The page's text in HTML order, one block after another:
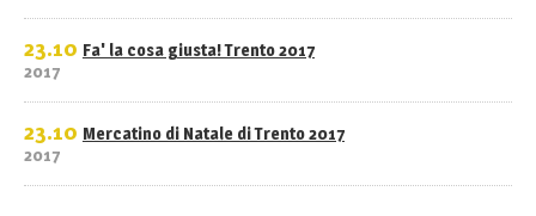
23.10
2017
Fa' la cosa giusta! Trento 2017
23.10
2017
Mercatino di Natale di Trento 2017